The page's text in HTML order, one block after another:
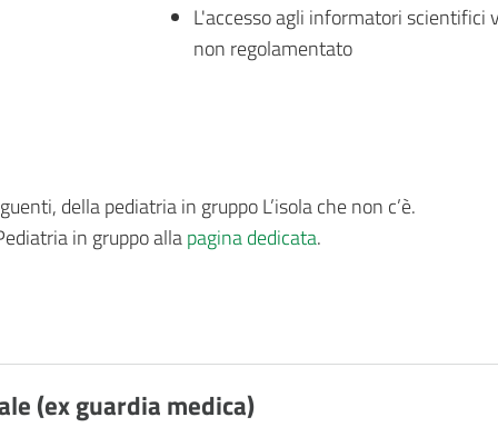
L'accesso agli informatori scientifici
non regolamentato
della pediatria in gruppo L’isola che non c’è.
in gruppo allapagina dedicata.
(ex guardia medica)